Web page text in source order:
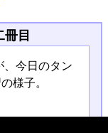
目
、今日のタン
様子。